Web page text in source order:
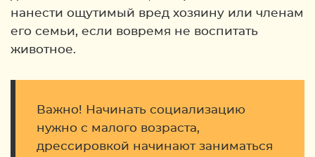
нанести ощутимый вред хозяину или членам
его семьи, если вовремя не воспитать
животное.
Важно! Начинать социализацию
нужно с малого возраста,
дрессировкой начинают заниматься